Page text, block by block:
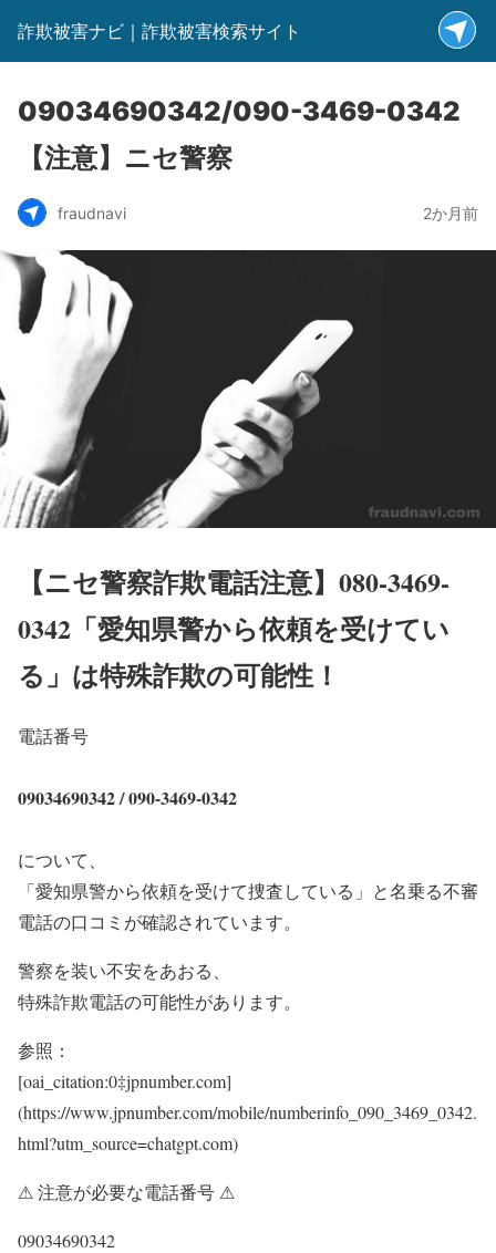
詐欺被害ナビ｜詐欺被害検索サイト
09034690342/090-3469-0342
【注意】ニセ警察
fraudnavi 2か月前
【ニセ警察詐欺電話注意】080-3469-
0342「愛知県警から依頼を受けてい
る」は特殊詐欺の可能性！
電話番号
09034690342 / 090-3469-0342
について、
「愛知県警から依頼を受けて捜査している」と名乗る不審
電話の口コミが確認されています。
警察を装い不安をあおる、
特殊詐欺電話の可能性があります。
参照：
[oai_citation:0‡jpnumber.com]
(https://www.jpnumber.com/mobile/numberinfo_090_3469_0342.
html?utm_source=chatgpt.com)
⚠ 注意が必要な電話番号 ⚠
09034690342